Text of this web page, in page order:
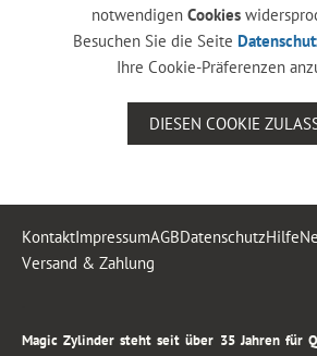
notwendigen Cookies
Besuchen Sie die Seite
Ihre Cookie-Präferenzen
DIESEN COOKIE
KontaktImpressumAGBDatenschutzHilfe
Versand & Zahlung
Magic Zylinder steht seit über 35 Jahren für